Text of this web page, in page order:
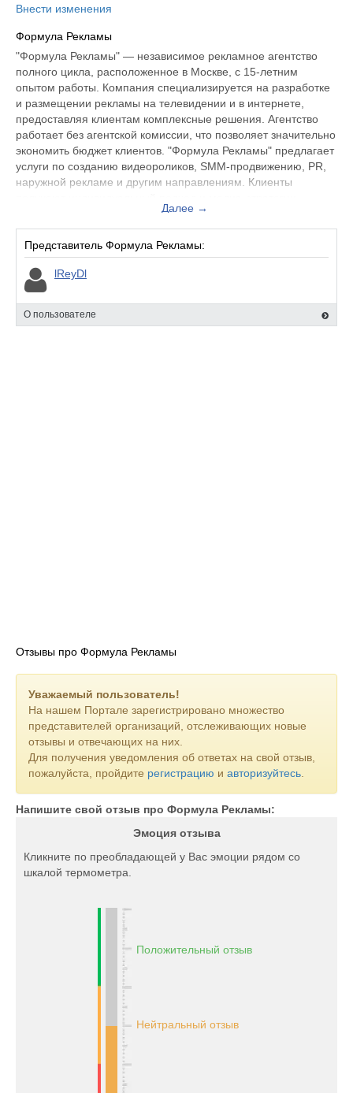
Внести изменения
Формула Рекламы
"Формула Рекламы" — независимое рекламное агентство
полного цикла, расположенное в Москве, с 15-летним
опытом работы. Компания специализируется на разработке
и размещении рекламы на телевидении и в интернете,
предоставляя клиентам комплексные решения. Агентство
работает без агентской комиссии, что позволяет значительно
экономить бюджет клиентов. "Формула Рекламы" предлагает
услуги по созданию видеороликов, SMM-продвижению, PR,
наружной рекламе и другим направлениям. Клиенты
ориентированные на максимальную эффективность.
Подробнее можете прочитать на сайте: https://www.formula-
advert.ru
Далее →
Представитель Формула Рекламы:
lReyDl
О пользователе
Отзывы про Формула Рекламы
Уважаемый пользователь!
На нашем Портале зарегистрировано множество
представителей организаций, отслеживающих новые
отзывы и отвечающих на них.
Для получения уведомления об ответах на свой отзыв,
пожалуйста, пройдите регистрацию и авторизуйтесь
Напишите свой отзыв про Формула Рекламы:
Эмоция отзыва
Кликните по преобладающей у Вас эмоции рядом со
шкалой термометра.
Положительный отзыв
Нейтральный отзыв